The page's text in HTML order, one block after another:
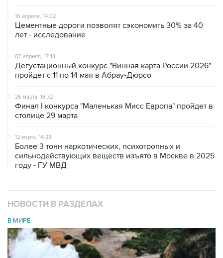
16 апреля, 14:02
Цементные дороги позволят сэкономить 30% за 40
лет - исследование
07 апреля, 17:13
Дегустационный конкурс "Винная карта России 2026"
пройдет с 11 по 14 мая в Абрау-Дюрсо
26 марта, 18:32
Финал I конкурса "Маленькая Мисс Европа" пройдет в
столице 29 марта
12 марта, 14:23
Более 3 тонн наркотических, психотропных и
сильнодействующих веществ изъято в Москве в 2025
году - ГУ МВД
НОВОСТИ В РАЗДЕЛАХ
В МИРЕ